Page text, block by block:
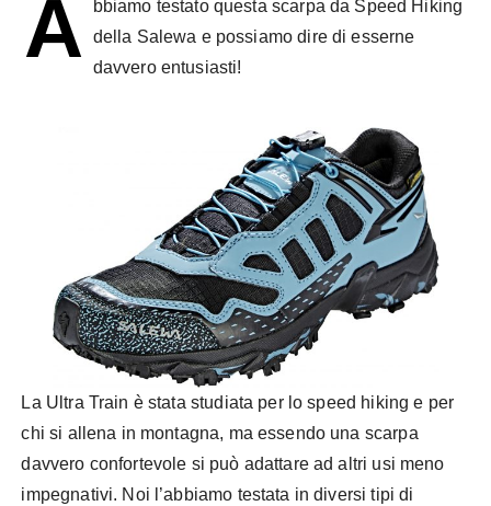
A
bbiamo testato questa scarpa da Speed Hiking
della Salewa e possiamo dire di esserne
davvero entusiasti!
La Ultra Train è stata studiata per lo speed hiking e per
chi si allena in montagna, ma essendo una scarpa
davvero confortevole si può adattare ad altri usi meno
impegnativi. Noi l’abbiamo testata in diversi tipi di